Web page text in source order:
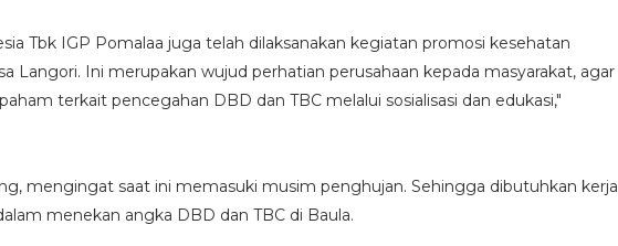
Tbk IGP Pomalaa juga telah dilaksanakan kegiatan promosi kesehatan
Langori. Ini merupakan wujud perhatian perusahaan kepada masyarakat, agar
terkait pencegahan DBD dan TBC melalui sosialisasi dan edukasi,"
mengingat saat ini memasuki musim penghujan. Sehingga dibutuhkan kerja
menekan angka DBD dan TBC di Baula.